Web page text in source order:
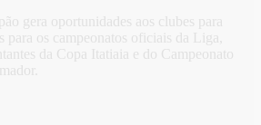
gera oportunidades aos clubes para
para os campeonatos oficiais da Liga,
da Copa Itatiaia e do Campeonato